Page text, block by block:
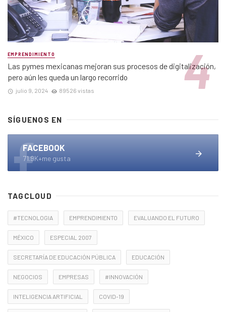
EMPRENDIMIENTO
Las pymes mexicanas mejoran sus procesos de digitalización,
pero aún les queda un largo recorrido
julio 9, 2024 89526 vistas
SÍGUENOS EN
FACEBOOK
71.9K+me gusta
TAGCLOUD
#TECNOLOGIA EMPRENDIMIENTO EVALUANDO EL FUTURO
MÉXICO ESPECIAL 2007
SECRETARÍA DE EDUCACIÓN PÚBLICA EDUCACIÓN
NEGOCIOS EMPRESAS #INNOVACIÓN
INTELIGENCIA ARTIFICIAL COVID-19